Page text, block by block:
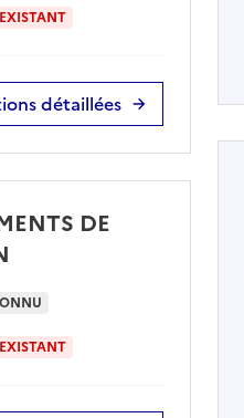
EXISTANT
détaillées
DE
EXISTANT